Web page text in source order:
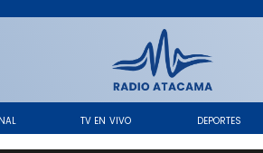
TV EN VIVO DEPORTES